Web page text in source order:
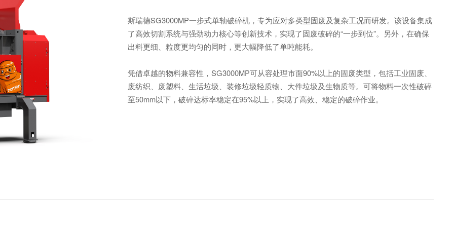
斯瑞德SG3000MP一步式单轴破碎机，专为应对多类型固废及复杂工况而研发。该设备集成
了高效切割系统与强劲动力核心等创新技术，实现了固废破碎的“一步到位”。另外，在确保
出料更细、粒度更均匀的同时，更大幅降低了单吨能耗。
凭借卓越的物料兼容性，SG3000MP可从容处理市面90%以上的固废类型，包括工业固废、
废纺织、 废塑料、生活垃圾、装修垃圾轻质物、大件垃圾及生物质等。可将物料一次性破碎
至50mm以下，破碎达标率稳定在95%以上 ，实现了高效、稳定的破碎作业。